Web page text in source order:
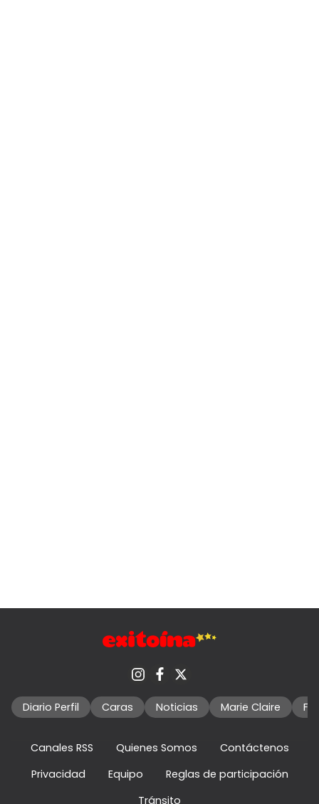
Diario Perfil Caras Noticias Marie Claire
Canales RSS Quienes Somos
Contáctenos
Privacidad
Equipo
Reglas de participación
Tránsito